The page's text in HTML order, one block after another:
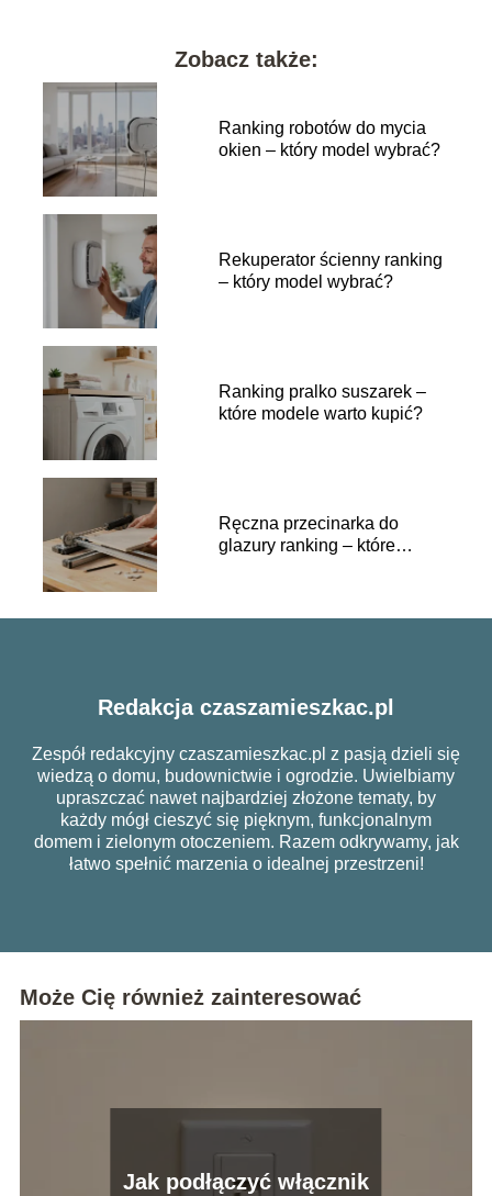
Zobacz także:
Ranking robotów do mycia
okien – który model wybrać?
Rekuperator ścienny ranking
– który model wybrać?
Ranking pralko suszarek –
które modele warto kupić?
Ręczna przecinarka do
glazury ranking – które
Redakcja czaszamieszkac.pl
Zespół redakcyjny czaszamieszkac.pl z pasją dzieli się
wiedzą o domu, budownictwie i ogrodzie. Uwielbiamy
upraszczać nawet najbardziej złożone tematy, by
każdy mógł cieszyć się pięknym, funkcjonalnym
domem i zielonym otoczeniem. Razem odkrywamy, jak
łatwo spełnić marzenia o idealnej przestrzeni!
Może Cię również zainteresować
Jak podłączyć włącznik